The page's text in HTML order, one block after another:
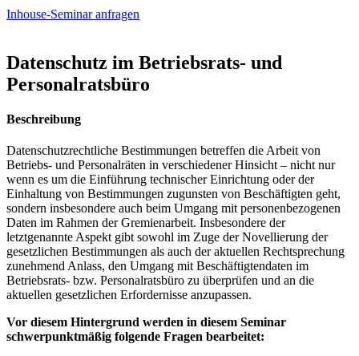
Inhouse-Seminar anfragen
Datenschutz im Betriebsrats- und
Personalratsbüro
Beschreibung
Datenschutzrechtliche Bestimmungen betreffen die Arbeit von
Betriebs- und Personalräten in verschiedener Hinsicht – nicht nur
wenn es um die Einführung technischer Einrichtung oder der
Einhaltung von Bestimmungen zugunsten von Beschäftigten geht,
sondern insbesondere auch beim Umgang mit personenbezogenen
Daten im Rahmen der Gremienarbeit. Insbesondere der
letztgenannte Aspekt gibt sowohl im Zuge der Novellierung der
gesetzlichen Bestimmungen als auch der aktuellen Rechtsprechung
zunehmend Anlass, den Umgang mit Beschäftigtendaten im
Betriebsrats- bzw. Personalratsbüro zu überprüfen und an die
aktuellen gesetzlichen Erfordernisse anzupassen.
Vor diesem Hintergrund werden in diesem Seminar
schwerpunktmäßig folgende Fragen bearbeitet: